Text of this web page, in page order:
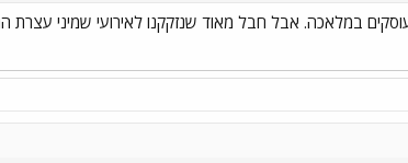
במלאכה. אבל חבל מאוד שנזקקנו לאירועי שמיני